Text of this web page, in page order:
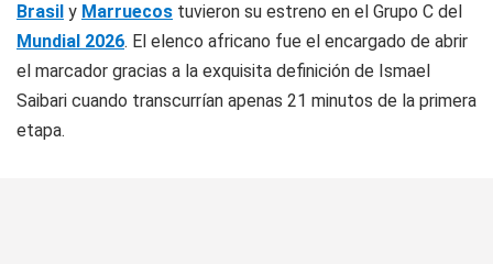
Brasil y Marruecos tuvieron su estreno en el Grupo C del
Mundial 2026. El elenco africano fue el encargado de abrir
el marcador gracias a la exquisita definición de Ismael
Saibari cuando transcurrían apenas 21 minutos de la primera
etapa.